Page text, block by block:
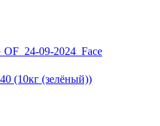
(10кг (зелёный))